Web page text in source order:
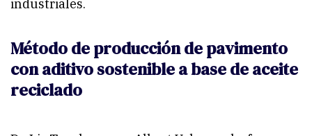
industriales.
Método de producción de pavimento
con aditivo sostenible a base de aceite
reciclado